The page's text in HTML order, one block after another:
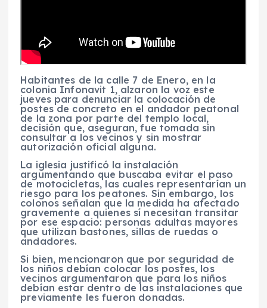
Habitantes de la calle 7 de Enero, en la
colonia Infonavit 1, alzaron la voz este
jueves para denunciar la colocación de
postes de concreto en el andador peatonal
de la zona por parte del templo local,
decisión que, aseguran, fue tomada sin
consultar a los vecinos y sin mostrar
autorización oficial alguna.
La iglesia justificó la instalación
argumentando que buscaba evitar el paso
de motocicletas, las cuales representarían un
riesgo para los peatones. Sin embargo, los
colonos señalan que la medida ha afectado
gravemente a quienes sí necesitan transitar
por ese espacio: personas adultas mayores
que utilizan bastones, sillas de ruedas o
andadores.
Si bien, mencionaron que por seguridad de
los niños debían colocar los postes, los
vecinos argumentaron que para los niños
debían estar dentro de las instalaciones que
previamente les fueron donadas.